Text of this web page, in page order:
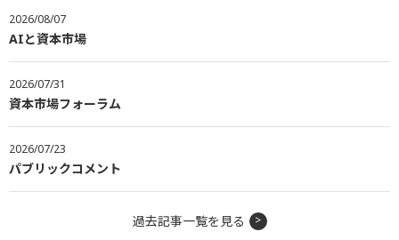
2026/08/07
AIと資本市場
2026/07/31
資本市場フォーラム
2026/07/23
パブリックコメント
過去記事一覧を見る